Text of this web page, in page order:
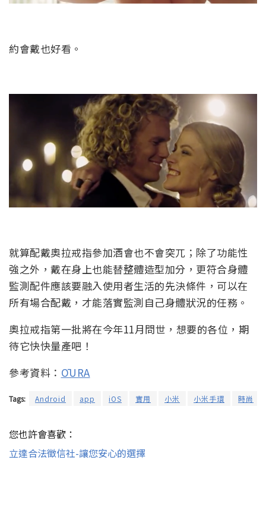
約會戴也好看。
就算配戴奧拉戒指參加酒會也不會突兀；除了功能性
強之外，戴在身上也能替整體造型加分，更符合身體
監測配件應該要融入使用者生活的先決條件，可以在
所有場合配戴，才能落實監測自己身體狀況的任務。
奧拉戒指第一批將在今年11月問世，想要的各位，期
待它快快量產吧！
參考資料： ŌURA
Tags: Android app iOS 實用 小米 小米手環 時尚
您也許會喜歡：
立達合法徵信社-讓您安心的選擇